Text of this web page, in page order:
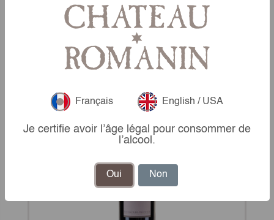
Français English / USA
Je certifie avoir l’âge légal pour consommer de
l’alcool.
Oui Non